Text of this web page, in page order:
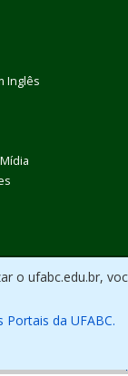
o ufabc.edu.br,
da UFABC.
Inglês